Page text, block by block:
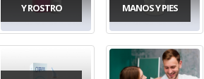
Y ROSTRO
MANOS Y PIES